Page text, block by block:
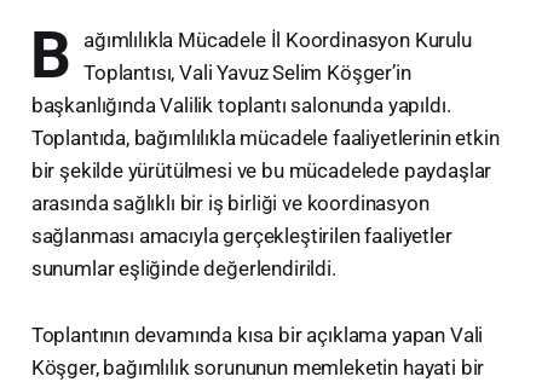
B
ağımlılıkla Mücadele İl Koordinasyon Kurulu
Toplantısı, Vali Yavuz Selim Köşger’in
başkanlığında Valilik toplantı salonunda yapıldı.
Toplantıda, bağımlılıkla mücadele faaliyetlerinin etkin
bir şekilde yürütülmesi ve bu mücadelede paydaşlar
arasında sağlıklı bir iş birliği ve koordinasyon
sağlanması amacıyla gerçekleştirilen faaliyetler
sunumlar eşliğinde değerlendirildi.
Toplantının devamında kısa bir açıklama yapan Vali
Köşger, bağımlılık sorununun memleketin hayati bir